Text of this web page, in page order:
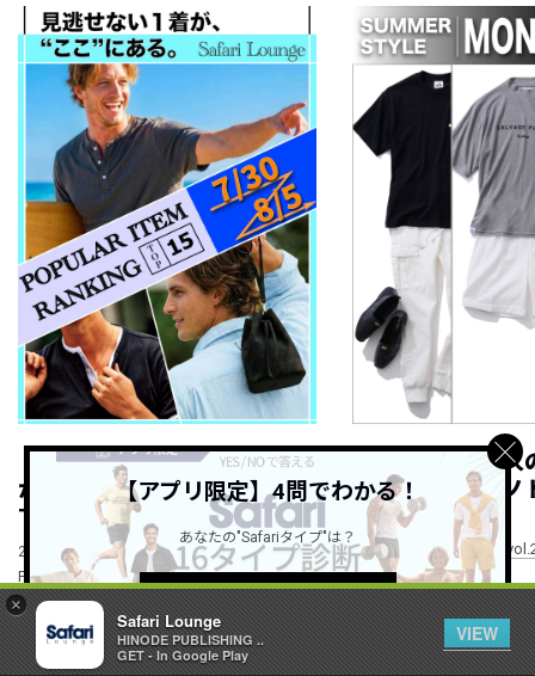
×
Safari Lounge
HINODE PUBLISHING ..
GET - In Google Play
VIEW
【ランキング】いま、最も注目
が集まるアイテムは？ ｜
TOP15
2026.08.06
NEW
POPULAR ITEM RANKING 7/30~8/5
重見え回避！大
みたい真夏のモノ
2026.08.06
NEW
WEEKLY COORDINATE
すべて見る
【アプリ限定】4問でわかる！
あなたの"Safariタイプ"は？
詳しくはこちら ＞